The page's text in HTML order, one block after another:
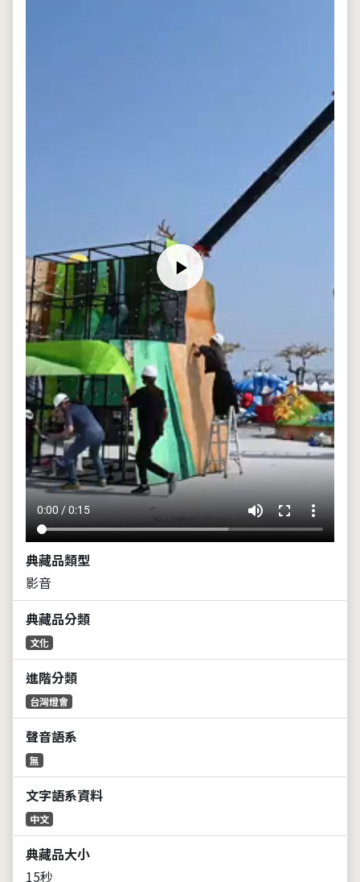
0:00 / 0:15 volume_up fullscreen more_vert
典藏品類型
影音
典藏品分類
文化
進階分類
台灣燈會
聲音語系
無
文字語系資料
中文
典藏品大小
15秒